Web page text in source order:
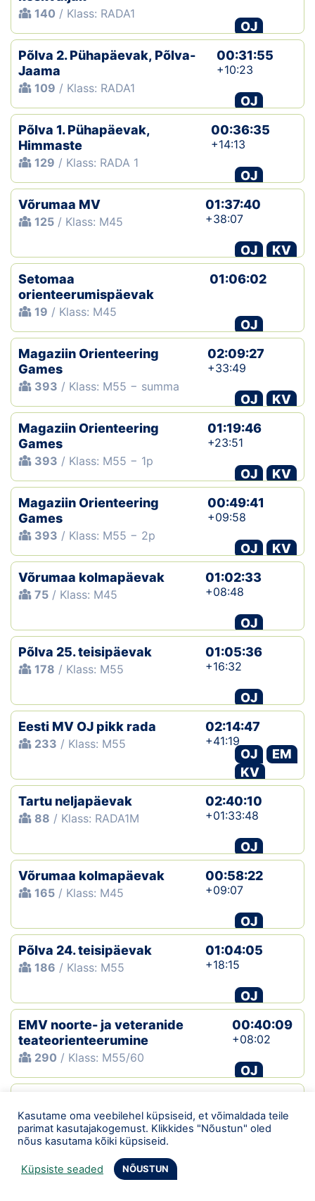
140 / Klass: RADA1
OJ
Põlva 2. Pühapäevak, Põlva-
Jaama
109 / Klass: RADA1
00:31:55
+10:23
OJ
Põlva 1. Pühapäevak,
Himmaste
129 / Klass: RADA 1
00:36:35
+14:13
OJ
Võrumaa MV
125 / Klass: M45
01:37:40
+38:07
OJ
KV
Setomaa
orienteerumispäevak
19 / Klass: M45
01:06:02
OJ
Magaziin Orienteering
Games
393 / Klass: M55 − summa
02:09:27
+33:49
OJ
KV
Magaziin Orienteering
Games
393 / Klass: M55 − 1p
01:19:46
+23:51
OJ
KV
Magaziin Orienteering
Games
393 / Klass: M55 − 2p
00:49:41
+09:58
OJ
KV
Võrumaa kolmapäevak
75 / Klass: M45
01:02:33
+08:48
OJ
Põlva 25. teisipäevak
178 / Klass: M55
01:05:36
+16:32
OJ
Eesti MV OJ pikk rada
233 / Klass: M55
02:14:47
+41:19
OJ
EM
KV
Tartu neljapäevak
88 / Klass: RADA1M
02:40:10
+01:33:48
OJ
Võrumaa kolmapäevak
165 / Klass: M45
00:58:22
+09:07
OJ
Põlva 24. teisipäevak
186 / Klass: M55
01:04:05
+18:15
OJ
EMV noorte- ja veteranide
teateorienteerumine
290 / Klass: M55/60
00:40:09
+08:02
OJ
449/ Klass: M55 +44:16
Võrumaa kolmapäevak
Kasutame oma veebilehel küpsiseid, et võimaldada teile
parimat kasutajakogemust. Klikkides "Nõustun" oled
nõus kasutama kõiki küpsiseid.
Küpsiste seaded NÕUSTUN